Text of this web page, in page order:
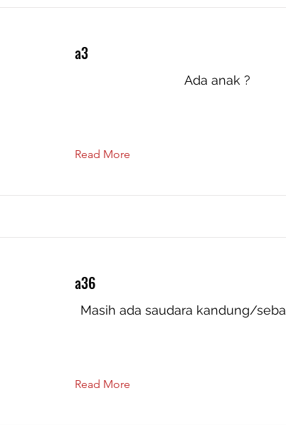
a3
Ada anak ?
Read More
a36
Masih ada saudara kandung/
Read More